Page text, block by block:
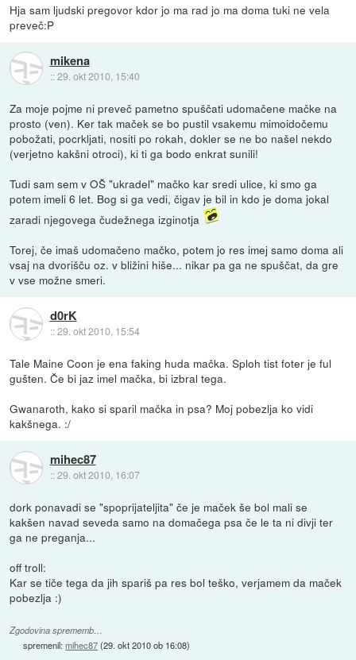
Hja sam ljudski pregovor kdor jo ma rad jo ma doma tuki ne vela
preveč:P
mikena
::29. okt 2010, 15:40
Za moje pojme ni preveč pametno spuščati udomačene mačke na
prosto (ven). Ker tak maček se bo pustil vsakemu mimoidočemu
pobožati, pocrkljati, nositi po rokah, dokler se ne bo našel nekdo
(verjetno kakšni otroci), ki ti ga bodo enkrat sunili!
Tudi sam sem v OŠ "ukradel" mačko kar sredi ulice, ki smo ga
potem imeli 6 let. Bog si ga vedi, čigav je bil in kdo je doma jokal
zaradi njegovega čudežnega izginotja
Torej, če imaš udomačeno mačko, potem jo res imej samo doma ali
vsaj na dvorišču oz. v bližini hiše... nikar pa ga ne spuščat, da gre
v vse možne smeri.
d0rK
::29. okt 2010, 15:54
Tale Maine Coon je ena faking huda mačka. Sploh tist foter je ful
gušten. Če bi jaz imel mačka, bi izbral tega.
Gwanaroth, kako si sparil mačka in psa? Moj pobezlja ko vidi
kakšnega. :/
mihec87
::29. okt 2010, 16:07
dork ponavadi se "spoprijateljita" če je maček še bol mali se
kakšen navad seveda samo na domačega psa če le ta ni divji ter
ga ne preganja...
off troll:
Kar se tiče tega da jih spariš pa res bol teško, verjamem da maček
pobezlja :)
Zgodovina sprememb…
spremenil:mihec87(29. okt 2010 ob 16:08)